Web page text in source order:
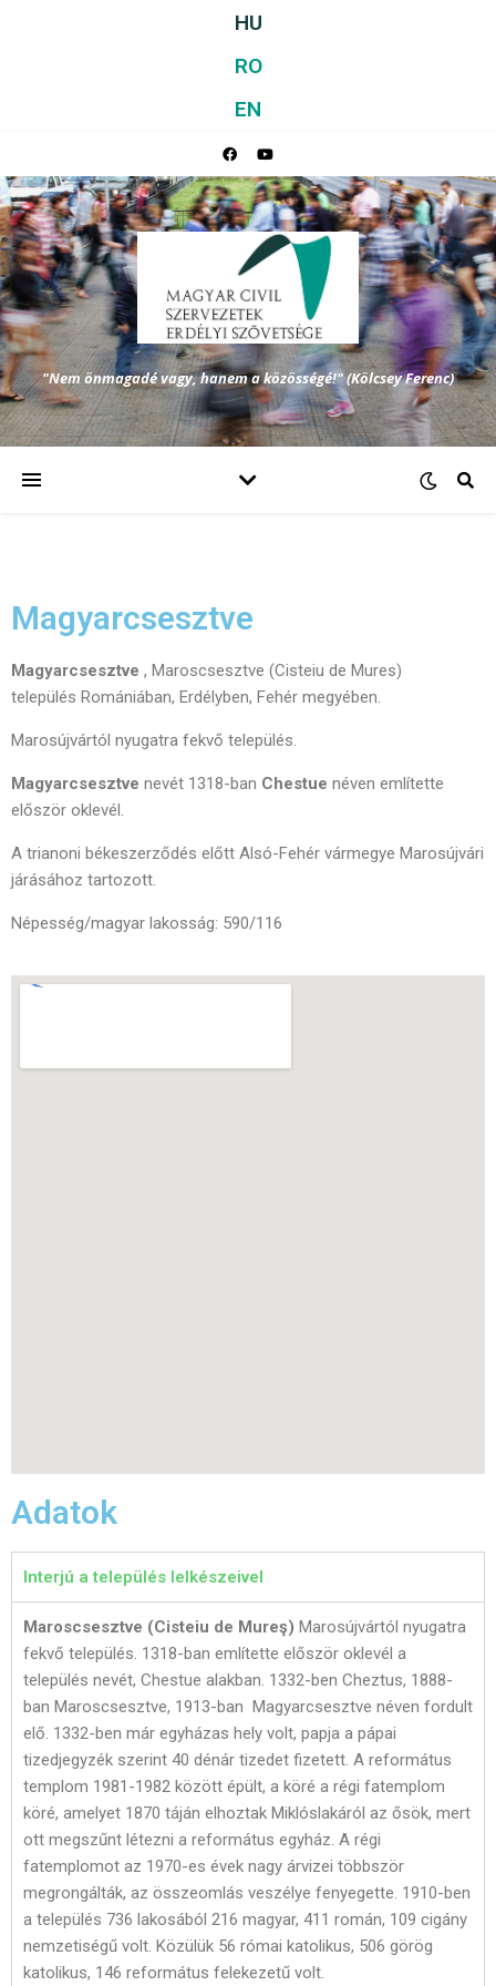
HU
RO
EN
"Nem önmagadé vagy, hanem a közösségé!" (Kölcsey Ferenc)
Magyarcsesztve
Magyarcsesztve , Maroscsesztve (Cisteiu de Mures)
település Romániában, Erdélyben, Fehér megyében.
Marosújvártól nyugatra fekvő település.
Magyarcsesztve nevét 1318-ban Chestue néven említette
először oklevél.
A trianoni békeszerződés előtt Alsó-Fehér vármegye Marosújvári
járásához tartozott.
Népesség/magyar lakosság: 590/116
Adatok
Interjú a település lelkészeivel
Maroscsesztve (Cisteiu de Mureş) Marosújvártól nyugatra
fekvő település. 1318-ban említette először oklevél a
település nevét, Chestue alakban. 1332-ben Cheztus, 1888-
ban Maroscsesztve, 1913-ban Magyarcsesztve néven fordult
elő. 1332-ben már egyházas hely volt, papja a pápai
tizedjegyzék szerint 40 dénár tizedet fizetett. A református
templom 1981-1982 között épült, a köré a régi fatemplom
köré, amelyet 1870 táján elhoztak Miklóslakáról az ősök, mert
ott megszűnt létezni a református egyház. A régi
fatemplomot az 1970-es évek nagy árvizei többször
megrongálták, az összeomlás veszélye fenyegette. 1910-ben
a település 736 lakosából 216 magyar, 411 román, 109 cigány
nemzetiségű volt. Közülük 56 római katolikus, 506 görög
katolikus, 146 református felekezetű volt.